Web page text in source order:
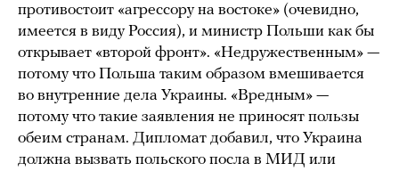
противостоит «агрессору на востоке» (очевидно,
имеется в виду Россия), и министр Польши как бы
открывает «второй фронт». «Недружественным» —
потому что Польша таким образом вмешивается
во внутренние дела Украины. «Вредным» —
потому что такие заявления не приносят пользы
обеим странам. Дипломат добавил, что Украина
должна вызвать польского посла в МИД или